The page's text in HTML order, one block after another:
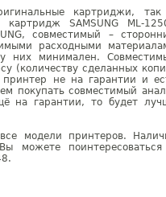
картриджи,
SAMSUNG ML-
совместимый –
расходными
них минимален.
(количеству сделанных
не на гарантии и
покупать совместимый
на гарантии, то будет
модели принтеров.
можете